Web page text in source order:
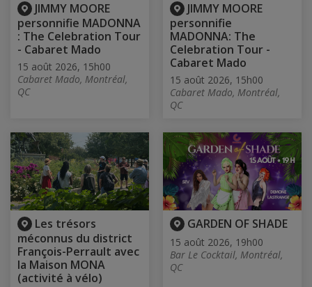
JIMMY MOORE
personnifie MADONNA
: The Celebration Tour
- Cabaret Mado
15 août 2026, 15h00
Cabaret Mado, Montréal,
QC
JIMMY MOORE
personnifie
MADONNA: The
Celebration Tour -
Cabaret Mado
15 août 2026, 15h00
Cabaret Mado, Montréal,
QC
Les trésors
méconnus du district
François-Perrault avec
la Maison MONA
(activité à vélo)
GARDEN OF SHADE
15 août 2026, 19h00
Bar Le Cocktail, Montréal,
QC